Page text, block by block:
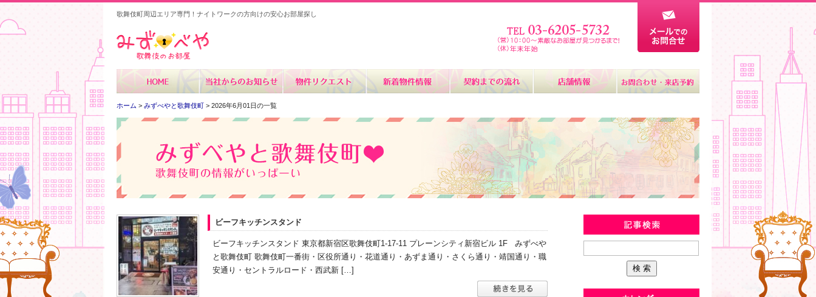
歌舞伎町周辺エリア専門！ナイトワークの方向けの安心お部屋探し
ホーム > みずべやと歌舞伎町 > 2026年6月01日の一覧
みずべやと歌舞伎町
ビーフキッチンスタンド
ビーフキッチンスタンド 東京都新宿区歌舞伎町1-17-11 プレーンシティ新宿ビル 1F みずべや
と歌舞伎町 歌舞伎町一番街・区役所通り・花道通り・あずま通り・さくら通り・靖国通り・職
安通り・セントラルロード・西武新 […]